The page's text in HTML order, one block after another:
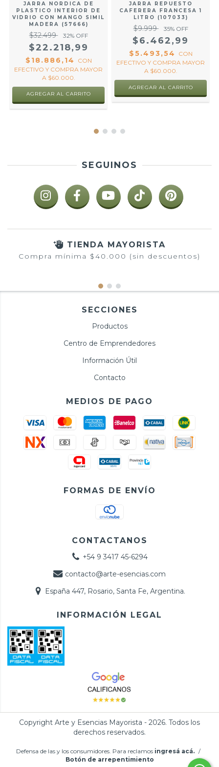
JARRA NORDICA DE
PLASTICO INTERIOR DE
VIDRIO CON MANGO SIMIL
MADERA (57666)
$32.499 32% OFF
$22.218,99
$18.886,14
CON
EFECTIVO Y COMPRA MAYOR
A $60.000.
AGREGAR AL CARRITO
JARRA REPUESTO
CAFERERA FRANCESA 1
LITRO (107033)
$9.999 35% OFF
$6.462,99
$5.493,54
CON
EFECTIVO Y COMPRA MAYOR
A $60.000.
SEGUINOS
TIENDA MAYORISTA
Compra mínima $40.000 (sin descuentos)
SECCIONES
Productos
Centro de Emprendedores
Información Útil
Contacto
MEDIOS DE PAGO
FORMAS DE ENVÍO
CONTACTANOS
+54 9 3417 45-6294
contacto@arte-esencias.com
España 447, Rosario, Santa Fe, Argentina.
INFORMACIÓN LEGAL
Copyright Arte y Esencias Mayorista - 2026. Todos los
derechos reservados.
Defensa de las y los consumidores. Para reclamos ingresá acá. /
Botón de arrepentimiento